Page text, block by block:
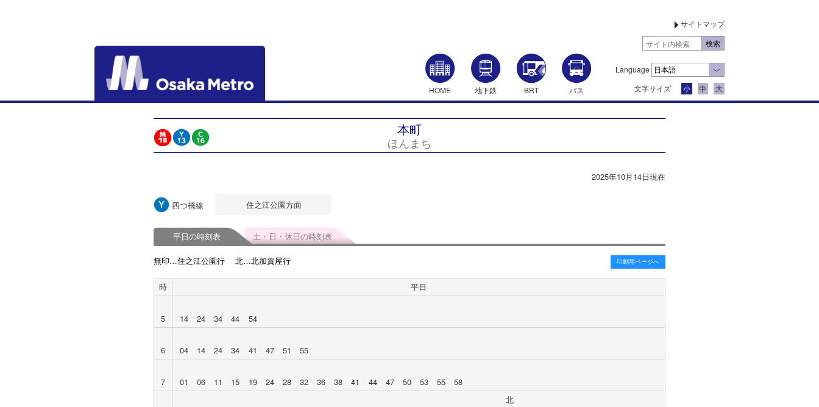
HOME 地下鉄 BRT バス
サイトマップ
Language
文字サイズ
小 中 大
本町
ほんまち
2025年10月14日現在
四つ橋線 住之江公園方面
平日の時刻表 土・日・休日の時刻表
無印…住之江公園行 北…北加賀屋行
時 平日
5 14 24 34 44 54
6 04 14 24 34 41 47 51 55
7 01 06 11 15 19 24 28 32 36 38 41 44 47 50 53 55 58
北